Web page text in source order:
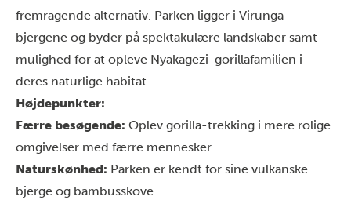
fremragende alternativ. Parken ligger i Virunga-
bjergene og byder på spektakulære landskaber samt
mulighed for at opleve Nyakagezi-gorillafamilien i
deres naturlige habitat.
Højdepunkter:
Færre besøgende: Oplev gorilla-trekking i mere rolige
omgivelser med færre mennesker
Naturskønhed: Parken er kendt for sine vulkanske
bjerge og bambusskove